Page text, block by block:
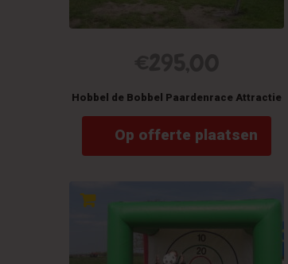
Hobbel de Bobbel Paardenrace Attractie
Op offerte plaatsen